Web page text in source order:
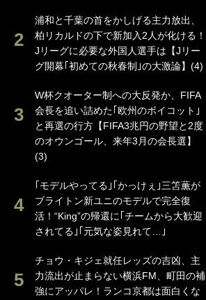
浦和と千葉の首をかしげる主力放出、
柏リカルドの下で新加入2人が化ける！
Jリーグに必要な外国人選手は【Jリー
グ開幕｢初めての秋春制｣の大激論】(4)
W杯クオーター制への大反発か、FIFA
会長を追い詰めた｢欧州のボイコット｣
と再選の行方【FIFA3兆円の野望と2度
のオウンゴール、来年3月の会長選】
(3)
｢モデルやってる｣｢かっけぇ｣三笘薫が
ブライトン新ユニのモデルで完全復
活！“King”の帰還に｢チームから大歓迎
されてる｣｢元気な姿見れて…｣
チョウ・キジェ就任レッズの吉凶、主
力流出が止まらない横浜FM、町田の補
強にアッパレ！ランコ京都は面白くな